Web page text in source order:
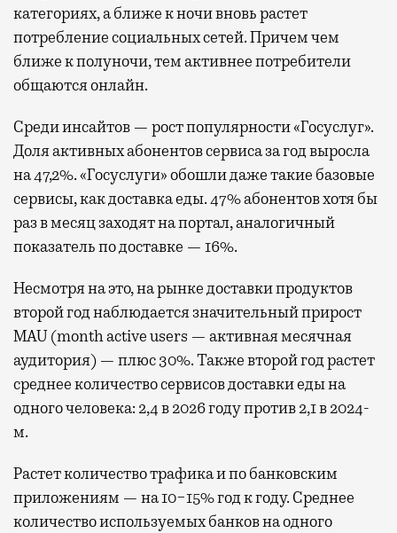
категориях, а ближе к ночи вновь растет
потребление социальных сетей. Причем чем
ближе к полуночи, тем активнее потребители
общаются онлайн.
Среди инсайтов — рост популярности «Госуслуг».
Доля активных абонентов сервиса за год выросла
на 47,2%. «Госуслуги» обошли даже такие базовые
сервисы, как доставка еды. 47% абонентов хотя бы
раз в месяц заходят на портал, аналогичный
показатель по доставке — 16%.
Несмотря на это, на рынке доставки продуктов
второй год наблюдается значительный прирост
MAU (month active users — активная месячная
аудитория) — плюс 30%. Также второй год растет
среднее количество сервисов доставки еды на
одного человека: 2,4 в 2026 году против 2,1 в 2024-
м.
Растет количество трафика и по банковским
приложениям — на 10−15% год к году. Среднее
количество используемых банков на одного